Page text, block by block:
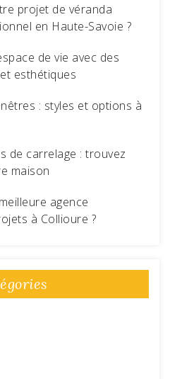
projet de véranda
en Haute-Savoie ?
de vie avec des
esthétiques
: styles et options à
de carrelage : trouvez
maison
agence
à Collioure ?